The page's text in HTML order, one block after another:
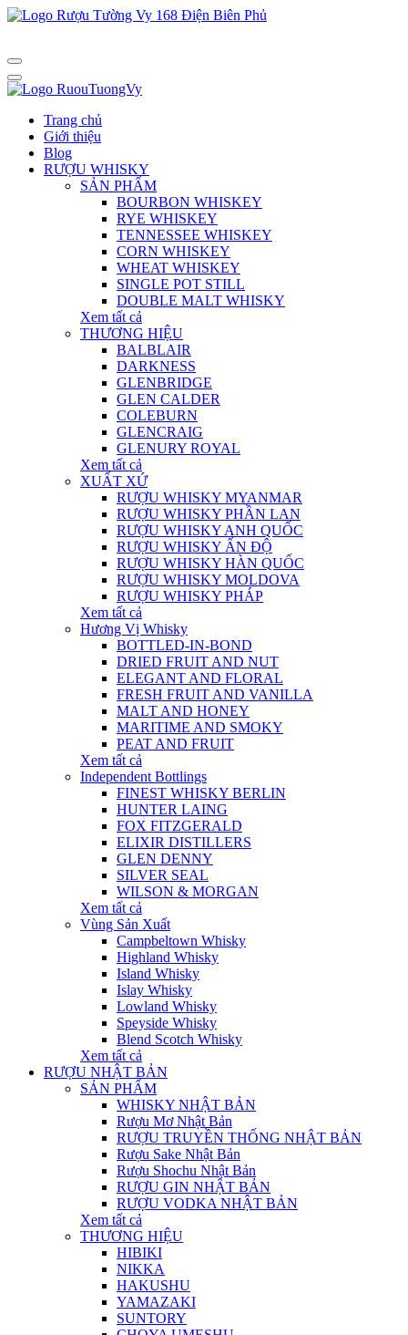
Trang chủ
Giới thiệu
Blog
RƯỢU WHISKY
SẢN PHẨM
BOURBON WHISKEY
RYE WHISKEY
TENNESSEE WHISKEY
CORN WHISKEY
WHEAT WHISKEY
SINGLE POT STILL
DOUBLE MALT WHISKY
Xem tất cả
THƯƠNG HIỆU
BALBLAIR
DARKNESS
GLENBRIDGE
GLEN CALDER
COLEBURN
GLENCRAIG
GLENURY ROYAL
Xem tất cả
XUẤT XỨ
RƯỢU WHISKY MYANMAR
RƯỢU WHISKY PHẦN LAN
RƯỢU WHISKY ANH QUỐC
RƯỢU WHISKY ẤN ĐỘ
RƯỢU WHISKY HÀN QUỐC
RƯỢU WHISKY MOLDOVA
RƯỢU WHISKY PHÁP
Xem tất cả
Hương Vị Whisky
BOTTLED-IN-BOND
DRIED FRUIT AND NUT
ELEGANT AND FLORAL
FRESH FRUIT AND VANILLA
MALT AND HONEY
MARITIME AND SMOKY
PEAT AND FRUIT
Xem tất cả
Independent Bottlings
FINEST WHISKY BERLIN
HUNTER LAING
FOX FITZGERALD
ELIXIR DISTILLERS
GLEN DENNY
SILVER SEAL
WILSON & MORGAN
Xem tất cả
Vùng Sản Xuất
Campbeltown Whisky
Highland Whisky
Island Whisky
Islay Whisky
Lowland Whisky
Speyside Whisky
Blend Scotch Whisky
Xem tất cả
RƯỢU NHẬT BẢN
SẢN PHẨM
WHISKY NHẬT BẢN
Rượu Mơ Nhật Bản
RƯỢU TRUYỀN THỐNG NHẬT BẢN
Rượu Sake Nhật Bản
Rượu Shochu Nhật Bản
RƯỢU GIN NHẬT BẢN
RƯỢU VODKA NHẬT BẢN
Xem tất cả
THƯƠNG HIỆU
HIBIKI
NIKKA
HAKUSHU
YAMAZAKI
SUNTORY